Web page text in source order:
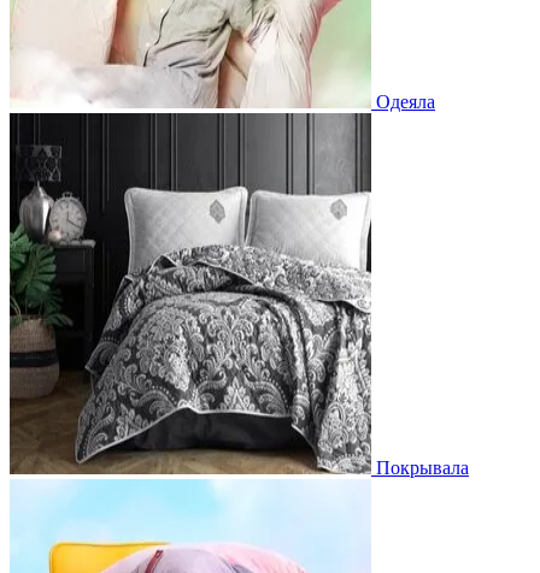
Одеяла
Покрывала